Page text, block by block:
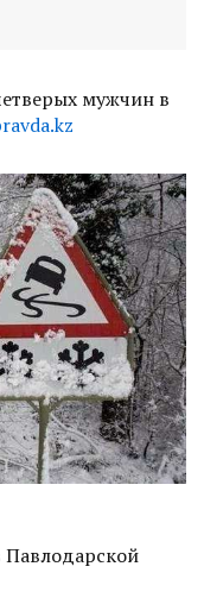
мужчин в
Павлодарской